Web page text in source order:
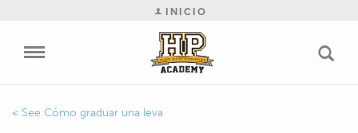
INICIO
Cómo graduar una leva